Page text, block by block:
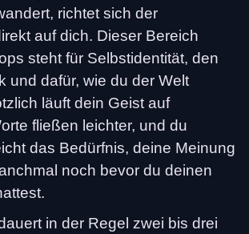
richtet sich der
auf dich. Dieser Bereich
steht für Selbstidentität, den
und dafür, wie du der Welt
läuft dein Geist auf
fließen leichter, und du
das Bedürfnis, deine Meinung
noch bevor du deinen
in der Regel zwei bis drei